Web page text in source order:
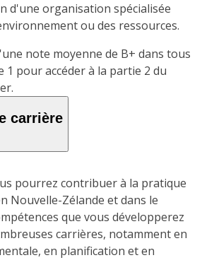
d'une organisation spécialisée
ou des ressources.
note moyenne de B+ dans tous
1 pour accéder à la partie 2 du
carrière
pourrez contribuer à la pratique
Nouvelle-Zélande et dans le
que vous développerez
carrières, notamment en
en planification et en